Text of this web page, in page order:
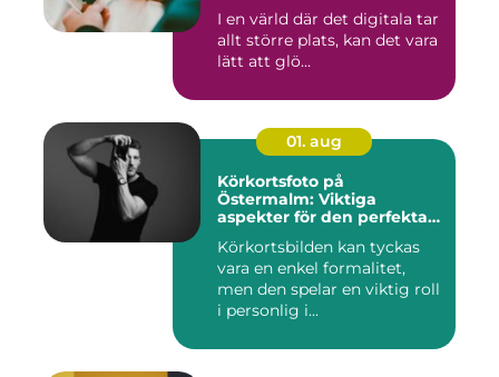
I en värld där det digitala tar
allt större plats, kan det vara
lätt att glö...
01. aug
Körkortsfoto på
Östermalm: Viktiga
aspekter för den perfekta
Körkortsbilden kan tyckas
vara en enkel formalitet,
men den spelar en viktig roll
i personlig i...